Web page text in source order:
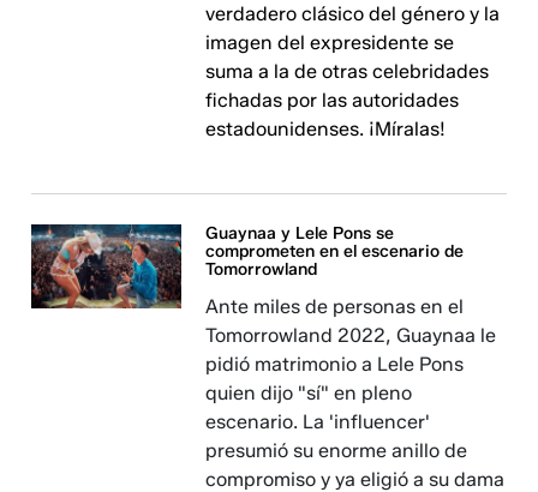
verdadero clásico del género y la
imagen del expresidente se
suma a la de otras celebridades
fichadas por las autoridades
estadounidenses. ¡Míralas!
Guaynaa y Lele Pons se
comprometen en el escenario de
Tomorrowland
Ante miles de personas en el
Tomorrowland 2022, Guaynaa le
pidió matrimonio a Lele Pons
quien dijo "sí" en pleno
escenario. La 'influencer'
presumió su enorme anillo de
compromiso y ya eligió a su dama